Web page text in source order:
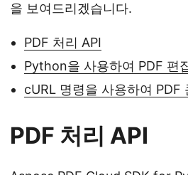
을 보여드리겠습니다.
PDF 처리 API
Python을 사용하여 PDF 편
cURL 명령을 사용하여 PDF
PDF 처리 API